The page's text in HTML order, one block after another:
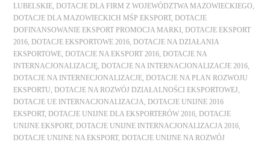
LUBELSKIE
DOTACJE DLA FIRM Z WOJEWÓDZTWA MAZOWIECKIEGO
DOTACJE DLA MAZOWIECKICH MŚP EKSPORT,
DOTACJE
DOFINANSOWANIE EKSPORT PROMOCJA MARKI
DOTACJE EKSPORT
2016
DOTACJE EKSPORTOWE 2016
DOTACJE NA DZIAŁANIA
EKSPORTOWE
DOTACJE NA EKSPORT 2016
DOTACJE NA
INTERNACJONALIZACJĘ
DOTACJE NA INTERNACJONALIZACJE 2016
DOTACJE NA INTERNECJONALIZACJE
DOTACJE NA PLAN ROZWOJU
EKSPORTU
DOTACJE NA ROZWÓJ DZIAŁALNOŚCI EKSPORTOWEJ
DOTACJE UE INTERNACJONALIZACJA
DOTACJE UNIJNE 2016
EKSPORT, DOTACJE UNIJNE DLA EKSPORTERÓW 2016
DOTACJE
UNIJNE EKSPORT, DOTACJE UNIJNE INTERNACJONALIZACJA 2016
DOTACJE UNIJNE NA EKSPORT,
DOTACJE UNIJNE NA ROZWÓJ